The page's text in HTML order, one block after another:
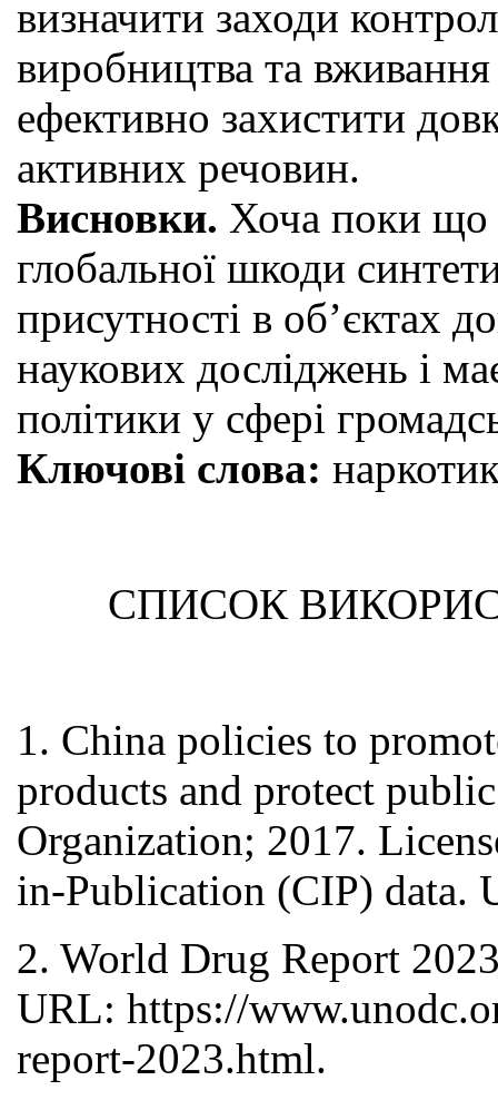
визначити заходи
виробництва та
ефективно захистити
активних речовин.
Висновки. Хоча поки що
глобальної шкоди
присутності в об’єктах
наукових досліджень і
політики у сфері
Ключові слова:
СПИСОК
1. China policies to
products and protect
Organization; 2017.
in-Publication (CIP) data.
2. World Drug Report
URL: https://
report-2023.html.